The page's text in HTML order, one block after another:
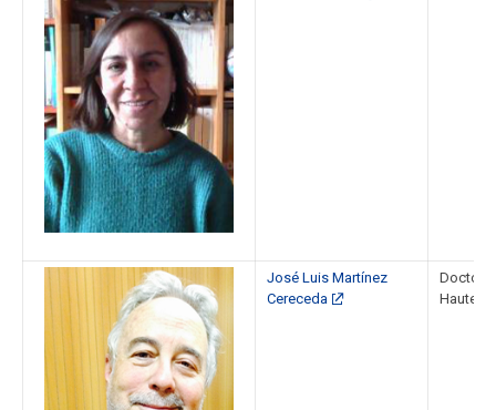
José Luis Martínez
Cereceda
Doctor
Hautes